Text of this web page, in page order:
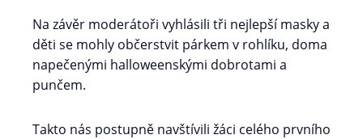
Na závěr moderátoři vyhlásili tři nejlepší masky a
děti se mohly občerstvit párkem v rohlíku, doma
napečenými halloweenskými dobrotami a
punčem.
Takto nás postupně navštívili žáci celého prvního